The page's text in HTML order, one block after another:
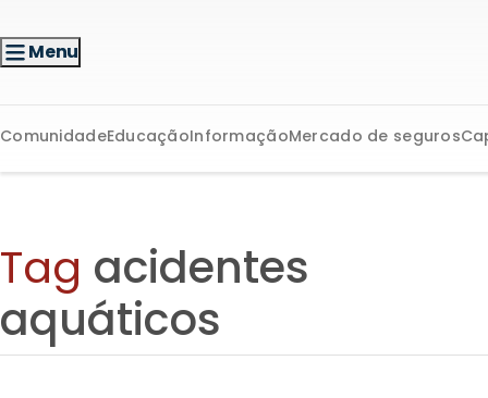
Menu
ComunidadeEducaçãoInformaçãoMercado de seguros
Tag acidentes
aquáticos